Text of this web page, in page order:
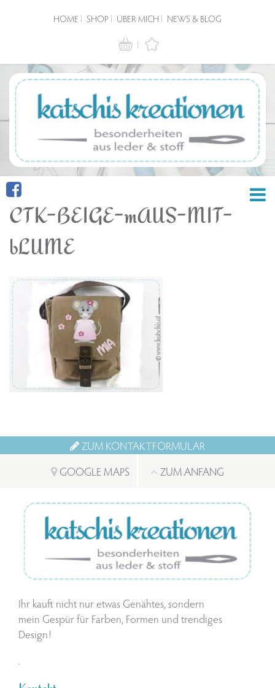
HOME SHOP ÜBER MICH NEWS & BLOG
CTK-BEIGE-mAUS-MIT-
bLUME
ZUM KONTAKTFORMULAR
GOOGLE MAPS
ZUM ANFANG
Ihr kauft nicht nur etwas Genähtes, sondern
mein Gespür für Farben, Formen und trendiges
Design!
.